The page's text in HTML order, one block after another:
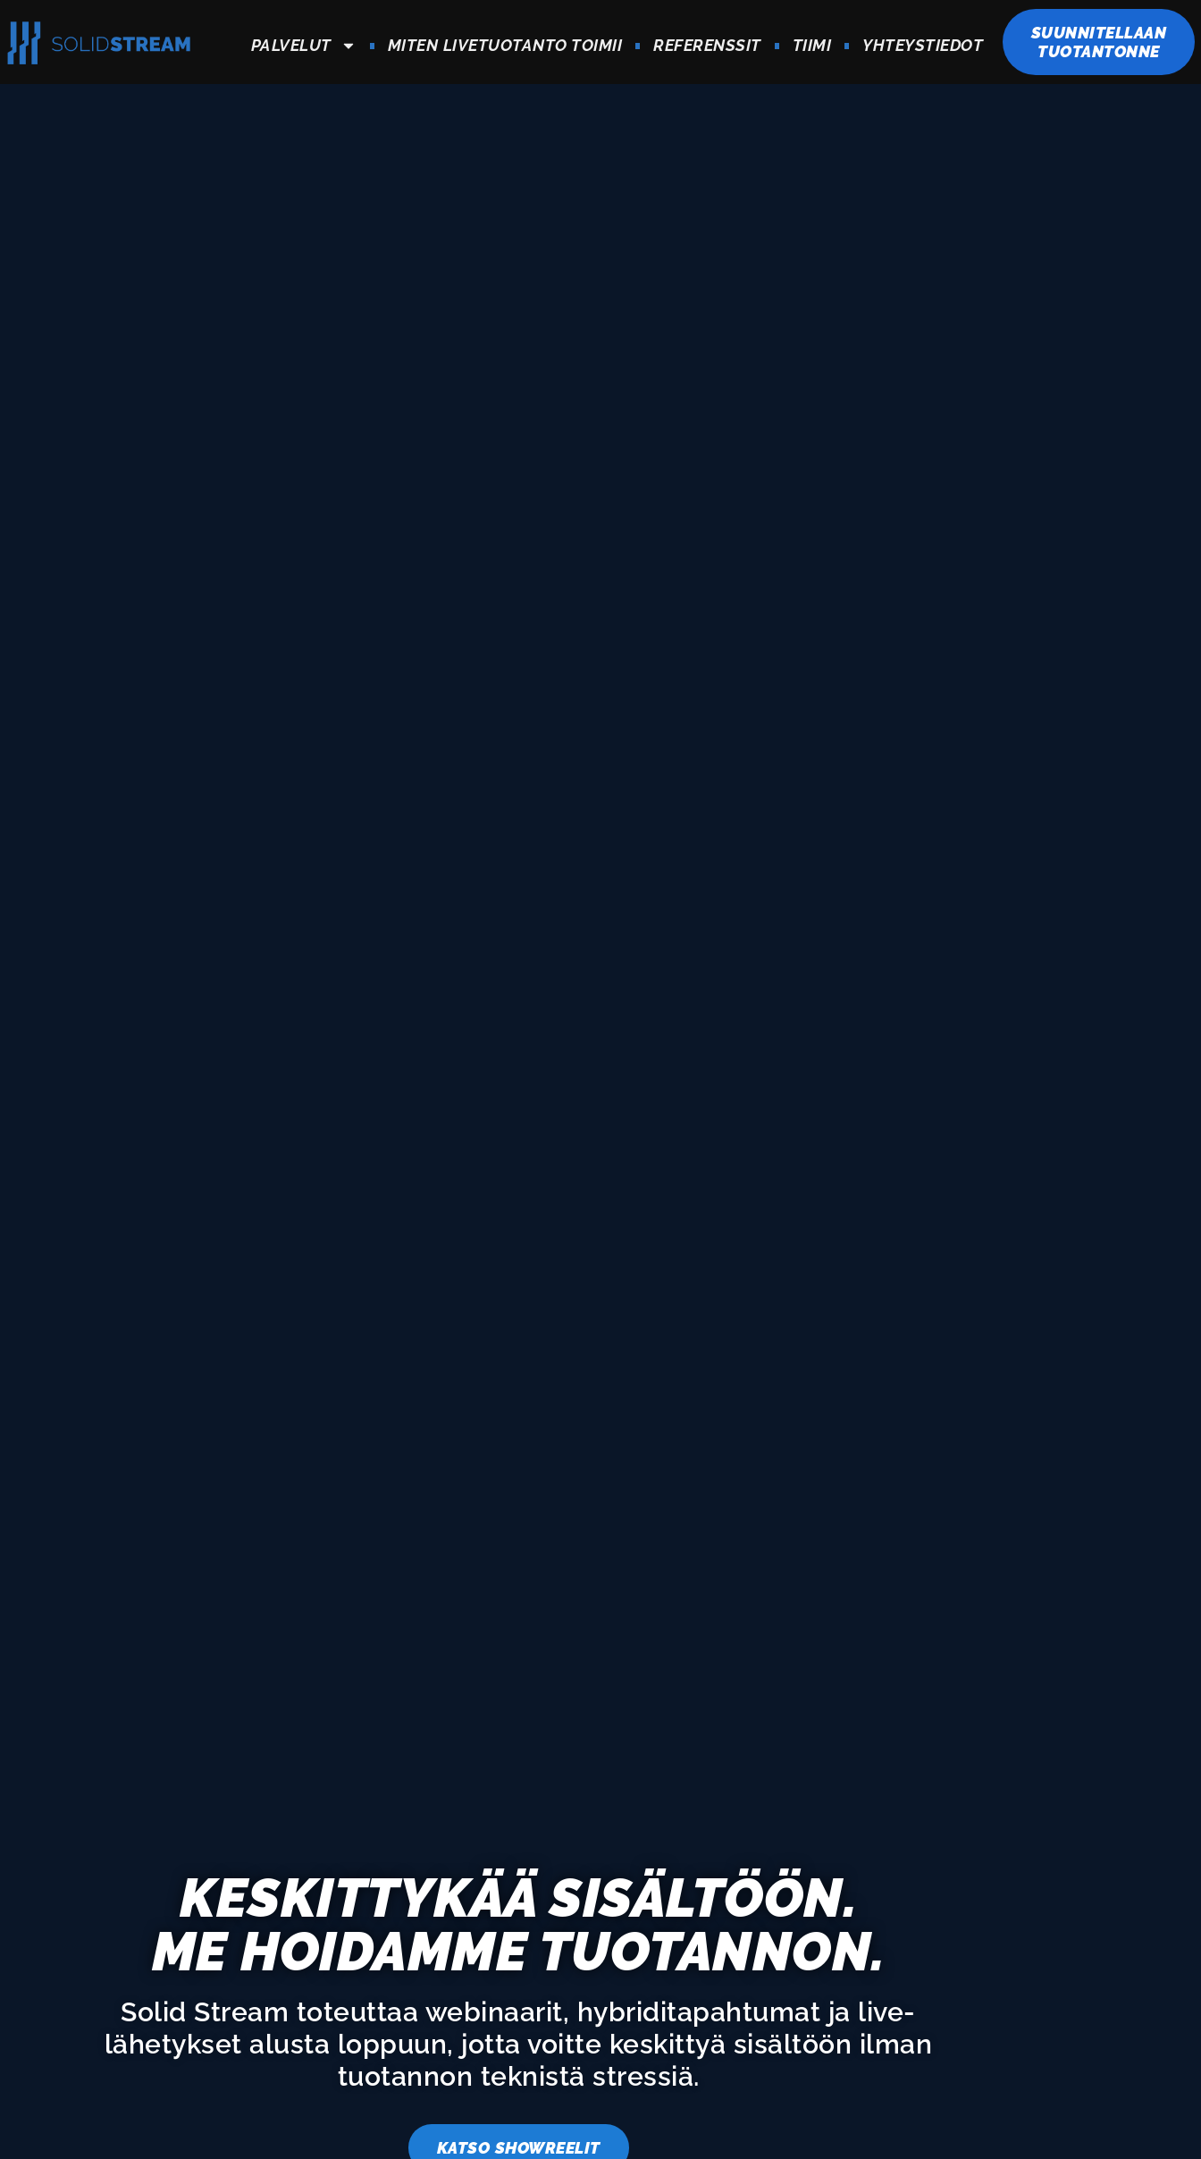
PALVELUT MITEN LIVETUOTANTO TOIMII REFERENSSIT TIIMI YHTEYSTIEDOT
SUUNNITELLAAN
TUOTANTONNE
KESKITTYKÄÄ SISÄLTÖÖN.
ME HOIDAMME TUOTANNON.
Solid Stream toteuttaa webinaarit, hybriditapahtumat ja live-
lähetykset alusta loppuun, jotta voitte keskittyä sisältöön ilman
tuotannon teknistä stressiä.
KATSO SHOWREELIT